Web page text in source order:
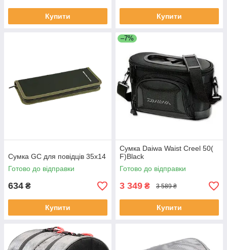
Купити Купити
Сумка GC для повідців 35x14
Готово до відправки
634 ₴
Купити
–7%
Сумка Daiwa Waist Creel 50(
F)Black
Готово до відправки
3 349 ₴ 3 589 ₴
Купити